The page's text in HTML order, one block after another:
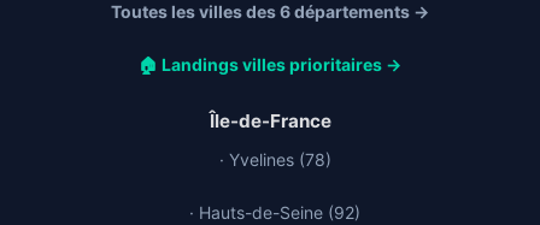
Toutes les villes des 6 départements →
🏠 Landings villes prioritaires →
Île-de-France
· Yvelines (78)
· Hauts-de-Seine (92)